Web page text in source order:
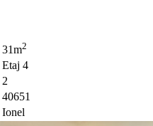
31m2
Etaj 4
2
40651
Ionel